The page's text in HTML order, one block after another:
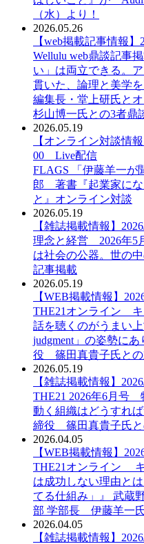
（水）より！
2026.05.26
【web掲載記事情報】
Wellulu web鼎談記事
い」は両立できる。
貫いた、論理と美学
編集長・堂上研氏と
杉山博一氏との3者鼎
2026.05.19
【オンライン対談情
00 Live配信
FLAGS 「伊藤羊一
郎 著書『起業家にな
と』オンライン対談
2026.05.19
【雑誌掲載情報】
理念と経営 2026年5
は社会の公器。世の
記事掲載
2026.05.19
【WEB掲載情報】
THE21オンライン キ
話を聴くのがうまい
judgment」の姿勢に
役 篠田真貴子氏との
2026.05.19
【雑誌掲載情報】
THE21 2026年6月号
動く組織はどうすれ
締役 篠田真貴子氏と
2026.04.05
【WEB掲載情報】
THE21オンライン
は成功しない理由と
てる仕組み」』 武蔵
部 学部長 伊藤羊一
2026.04.05
【雑誌掲載情報】